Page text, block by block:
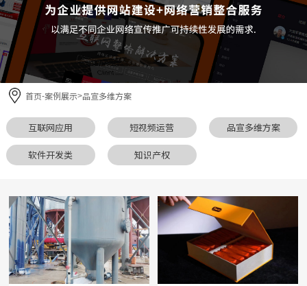
首页-案例展示>品宣多维方案
互联网应用 短视频运营 品宣多维方案
软件开发类 知识产权